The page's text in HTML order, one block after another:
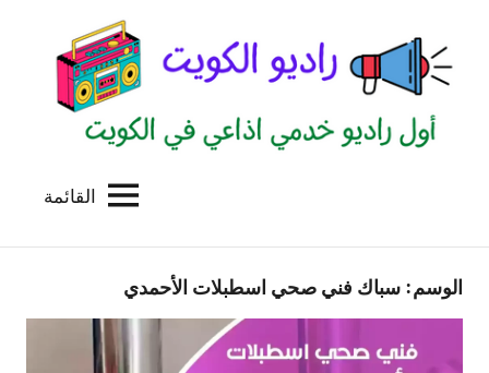
المحتوى
الكويت
للاعلانات
القائمة
الوسم: سباك فني صحي اسطبلات الأحمدي